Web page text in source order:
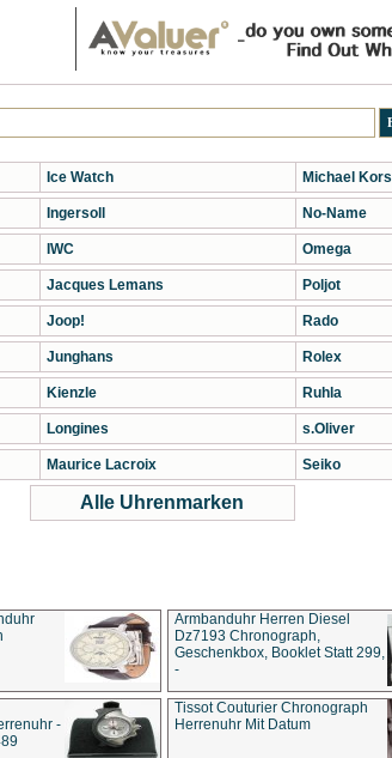
Ice Watch
Ingersoll
IWC
Jacques Lemans
Joop!
Junghans
Kienzle
Longines
Maurice Lacroix
Michael Kors
No-Name
Omega
Poljot
Rado
Rolex
Ruhla
s.Oliver
Seiko
Alle Uhrenmarken
Armbanduhr Herren Diesel
Dz7193 Chro­no­graph,
Geschenkbox, Booklet Statt 299,
-
-
Tissot Couturier Chronograph
Herrenuhr Mit Datum